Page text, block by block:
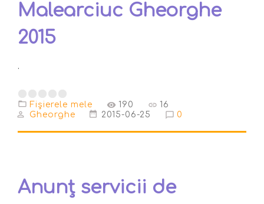
Malearciuc Gheorghe
2015
.
Fişierele mele 190
16
Gheorghe
2015-06-25 0
Anunț servicii de